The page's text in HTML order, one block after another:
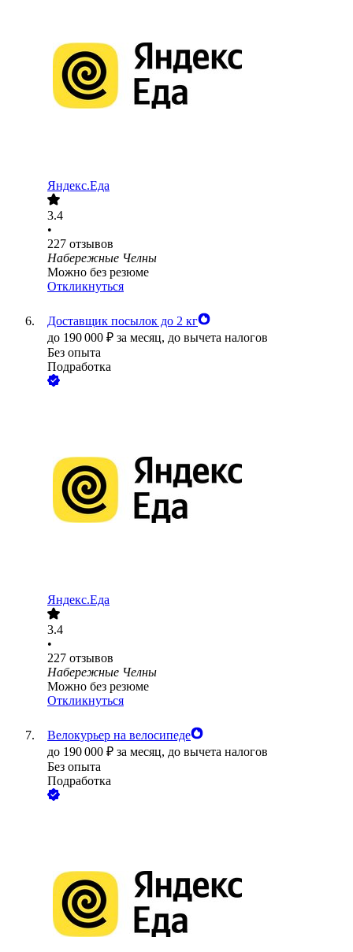
Яндекс.Еда
3.4
•
227 отзывов
Набережные Челны
Можно без резюме
Откликнуться
Доставщик посылок до 2 кг
до 190 000 ₽ за месяц, до вычета налогов
Без опыта
Подработка
Яндекс.Еда
3.4
•
227 отзывов
Набережные Челны
Можно без резюме
Откликнуться
Велокурьер на велосипеде
до 190 000 ₽ за месяц, до вычета налогов
Без опыта
Подработка